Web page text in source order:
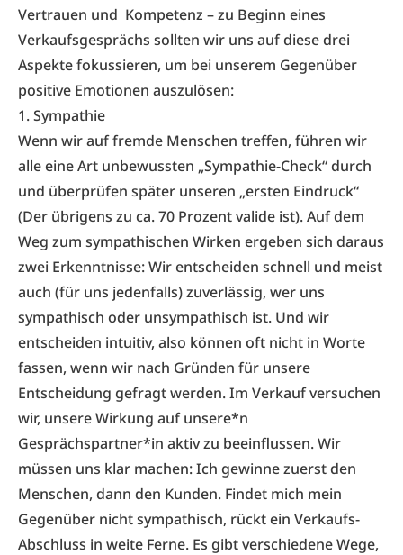
Vertrauen und Kompetenz – zu Beginn eines
Verkaufsgesprächs sollten wir uns auf diese drei
Aspekte fokussieren, um bei unserem Gegenüber
positive Emotionen auszulösen:
1. Sympathie
Wenn wir auf fremde Menschen treffen, führen wir
alle eine Art unbewussten „Sympathie-Check“ durch
und überprüfen später unseren „ersten Eindruck“
(Der übrigens zu ca. 70 Prozent valide ist). Auf dem
Weg zum sympathischen Wirken ergeben sich daraus
zwei Erkenntnisse: Wir entscheiden schnell und meist
auch (für uns jedenfalls) zuverlässig, wer uns
sympathisch oder unsympathisch ist. Und wir
entscheiden intuitiv, also können oft nicht in Worte
fassen, wenn wir nach Gründen für unsere
Entscheidung gefragt werden. Im Verkauf versuchen
wir, unsere Wirkung auf unsere*n
Gesprächspartner*in aktiv zu beeinflussen. Wir
müssen uns klar machen: Ich gewinne zuerst den
Menschen, dann den Kunden. Findet mich mein
Gegenüber nicht sympathisch, rückt ein Verkaufs-
Abschluss in weite Ferne. Es gibt verschiedene Wege,